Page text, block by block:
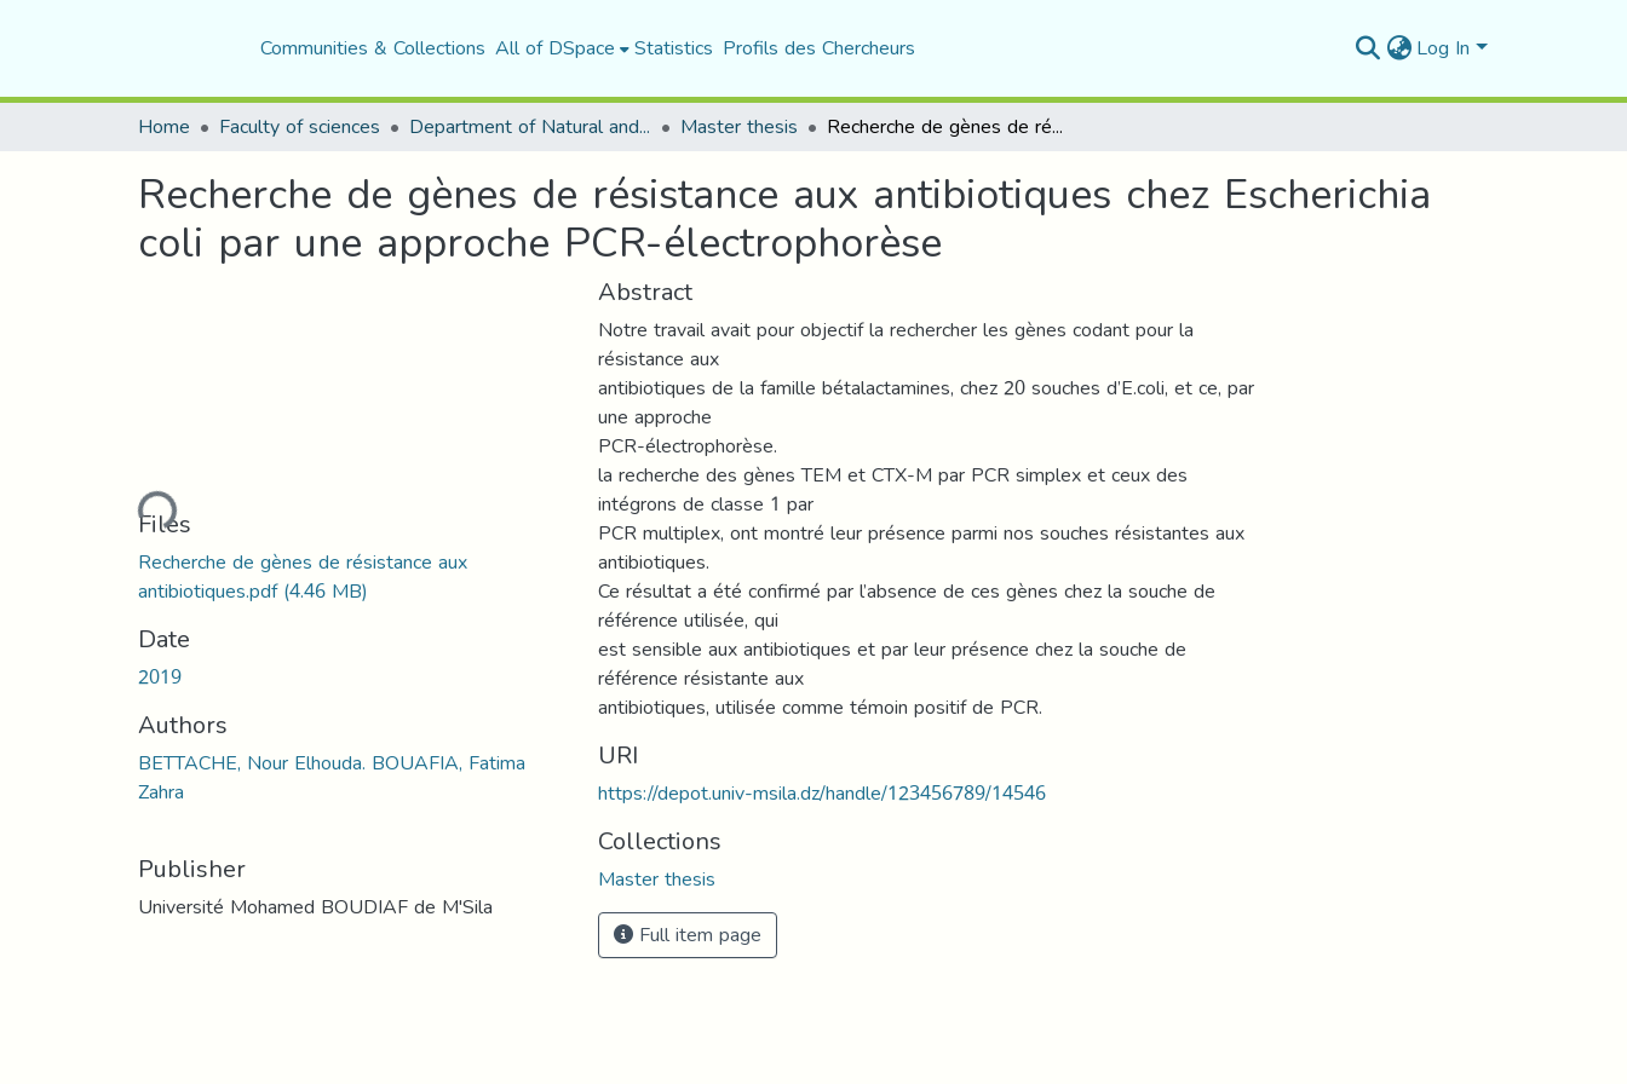
Communities & Collections All of DSpace Statistics Profils des Chercheurs Log In
Home Faculty of sciences Department of Natural and Life Sciences Master thesis Recherche de gènes de résistance aux antibiotiques chez Escherichia coli par une approche PCR-électrophorèse
Recherche de gènes de résistance aux antibiotiques chez Escherichia
coli par une approche PCR-électrophorèse
Loading...
Files
Recherche de gènes de résistance aux
antibiotiques.pdf(4.46 MB)
Date
2019
Authors
BETTACHE, Nour Elhouda. BOUAFIA, Fatima
Zahra
Publisher
Université Mohamed BOUDIAF de M'Sila
Abstract
Notre travail avait pour objectif la rechercher les gènes codant pour la
résistance aux
antibiotiques de la famille bétalactamines, chez 20 souches d’E.coli, et ce, par
une approche
PCR-électrophorèse.
la recherche des gènes TEM et CTX-M par PCR simplex et ceux des
intégrons de classe 1 par
PCR multiplex, ont montré leur présence parmi nos souches résistantes aux
antibiotiques.
Ce résultat a été confirmé par l’absence de ces gènes chez la souche de
référence utilisée, qui
est sensible aux antibiotiques et par leur présence chez la souche de
référence résistante aux
antibiotiques, utilisée comme témoin positif de PCR.
URI
https://depot.univ-msila.dz/handle/123456789/14546
Collections
Master thesis
Full item page